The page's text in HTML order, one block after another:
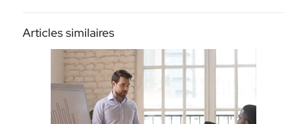
Articles similaires